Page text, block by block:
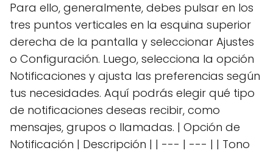
Para ello, generalmente, debes pulsar en los
tres puntos verticales en la esquina superior
derecha de la pantalla y seleccionar Ajustes
o Configuración. Luego, selecciona la opción
Notificaciones y ajusta las preferencias según
tus necesidades. Aquí podrás elegir qué tipo
de notificaciones deseas recibir, como
mensajes, grupos o llamadas. | Opción de
Notificación | Descripción | | --- | --- | | Tono